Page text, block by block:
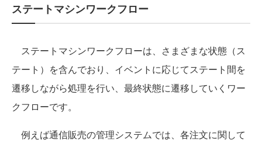
ステートマシンワークフロー
ステートマシンワークフローは、さまざまな状態（ス
テート）を含んでおり、イベントに応じてステート間を
遷移しながら処理を行い、最終状態に遷移していくワー
クフローです。
例えば通信販売の管理システムでは、各注文に関して